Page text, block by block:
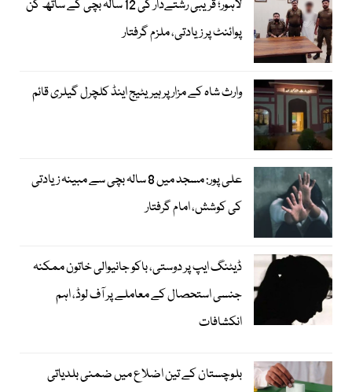
لاہور؛ قریبی رشتےدار کی 12 سالہ بچی کے ساتھ گن
پوائنٹ پر زیادتی، ملزم گرفتار
وارث شاہ کے مزار پر ہیریٹیج اینڈ کلچرل گیلری قائم
علی پور: مسجد میں 8 سالہ بچی سے مبینہ زیادتی
کی کوشش، امام گرفتار
ڈیٹنگ ایپ پر دوستی، باکو جانیوالی خاتون ممکنہ
جنسی استحصال کے معاملے پر آف لوڈ، اہم
انکشافات
بلوچستان کے تین اضلاع میں ضمنی بلدیاتی